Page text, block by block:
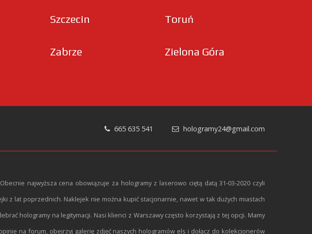
Szczecin Toruń
Zabrze Zielona Góra
665 635 541 hologramy24@gmail.com
najwyższa cena obowiązuje za hologramy z laserowo ciętą datą 31-03-2020 czyli
z lat poprzednich. Naklejek nie można kupić stacjonarnie, nawet w tak dużych miastach
hologramy na legitymacji. Nasi klienci z Warszawy często korzystają z tej opcji. Mamy
na forum, obejrzyj galerię zdjęć naszych hologramów els i dołącz do kolekcjonerów